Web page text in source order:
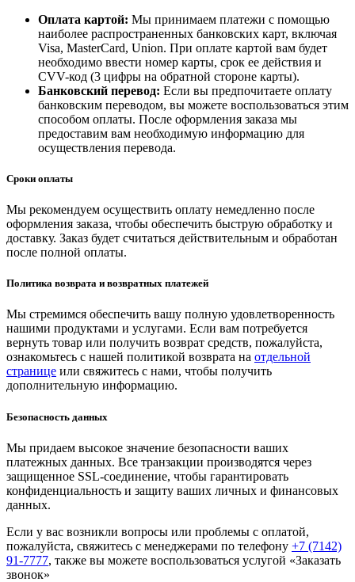
Оплата картой: Мы принимаем платежи с помощью
наиболее распространенных банковских карт, включая
Visa, MasterCard, Union. При оплате картой вам будет
необходимо ввести номер карты, срок ее действия и
CVV-код (3 цифры на обратной стороне карты).
Банковский перевод: Если вы предпочитаете оплату
банковским переводом, вы можете воспользоваться этим
способом оплаты. После оформления заказа мы
предоставим вам необходимую информацию для
осуществления перевода.
Сроки оплаты
Мы рекомендуем осуществить оплату немедленно после
оформления заказа, чтобы обеспечить быструю обработку и
доставку. Заказ будет считаться действительным и обработан
после полной оплаты.
Политика возврата и возвратных платежей
Мы стремимся обеспечить вашу полную удовлетворенность
нашими продуктами и услугами. Если вам потребуется
вернуть товар или получить возврат средств, пожалуйста,
ознакомьтесь с нашей политикой возврата на отдельной
странице или свяжитесь с нами, чтобы получить
дополнительную информацию.
Безопасность данных
Мы придаем высокое значение безопасности ваших
платежных данных. Все транзакции производятся через
защищенное SSL-соединение, чтобы гарантировать
конфиденциальность и защиту ваших личных и финансовых
данных.
Если у вас возникли вопросы или проблемы с оплатой,
пожалуйста, свяжитесь с менеджерами по телефону +7 (7142)
91-7777, также вы можете воспользоваться услугой «Заказать
звонок»